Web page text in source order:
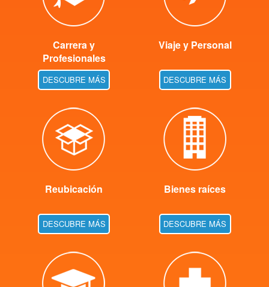
Carrera y
Profesionales
DESCUBRE MÁS
Viaje y Personal
DESCUBRE MÁS
Reubicación
DESCUBRE MÁS
Bienes raíces
DESCUBRE MÁS